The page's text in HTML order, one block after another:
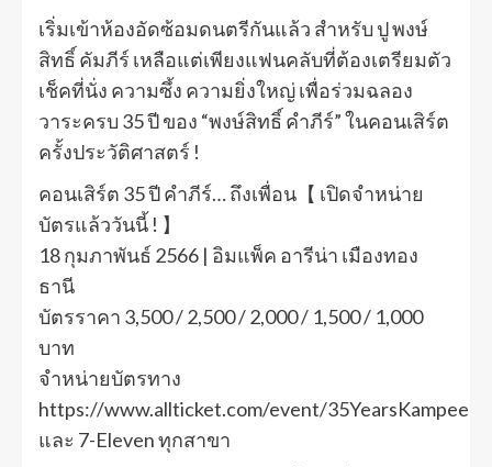
เริ่มเข้าห้องอัดซ้อมดนตรีกันแล้ว สำหรับ ปู พงษ์
สิทธิ์ คัมภีร์ เหลือแต่เพียงแฟนคลับที่ต้องเตรียมตัว
เช็คที่นั่ง ความซึ้ง ความยิ่งใหญ่ เพื่อร่วมฉลอง
วาระครบ 35 ปี ของ “พงษ์สิทธิ์ คำภีร์” ในคอนเสิร์ต
ครั้งประวัติศาสตร์ !
คอนเสิร์ต 35 ปี คำภีร์… ถึงเพื่อน【 เปิดจำหน่าย
บัตรแล้ววันนี้ ! 】
18 กุมภาพันธ์ 2566 | อิมแพ็ค อารีน่า เมืองทอง
ธานี
บัตรราคา 3,500 / 2,500 / 2,000 / 1,500 / 1,000
บาท
จำหน่ายบัตรทาง
https://www.allticket.com/event/35YearsKampee
และ 7-Eleven ทุกสาขา